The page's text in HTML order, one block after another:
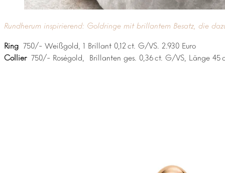
Rundherum inspirierend: Goldringe mit brillantem Besatz, die
Ring 750/- Weißgold, 1 Brillant 0,12 ct. G/VS. 2.930 Euro
Collier750/- Roségold, Brillanten ges. 0,36 ct. G/VS, Länge 45